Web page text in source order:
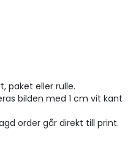
paket eller rulle.
bilden med 1 cm vit kant
order går direkt till print.